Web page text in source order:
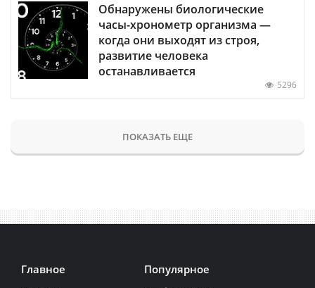
Обнаружены биологические
часы-хронометр организма —
когда они выходят из строя,
развитие человека
останавливается
5296
ПОКАЗАТЬ ЕЩЕ
Главное Популярное